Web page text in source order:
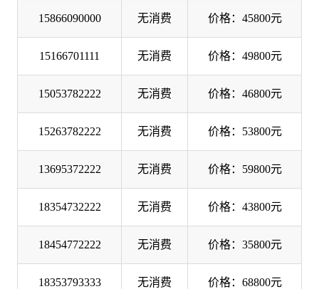
15866090000 无消费 价格：45800元
15166701111 无消费 价格：49800元
15053782222 无消费 价格：46800元
15263782222 无消费 价格：53800元
13695372222 无消费 价格：59800元
18354732222 无消费 价格：43800元
18454772222 无消费 价格：35800元
18353793333 无消费 价格：68800元